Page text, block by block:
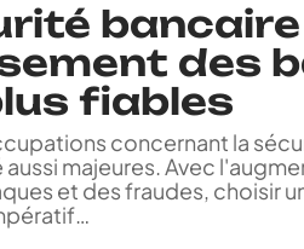
bancaire
des
fiables
concernant la
aussi majeures. Avec
et des fraudes, choisir
…